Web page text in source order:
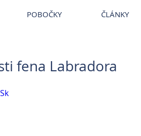
POBOČKY ČLÁNKY
fena Labradora